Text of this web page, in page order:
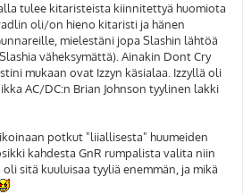
tulee kitaristeista kiinnitettyä huomiota
oli/on hieno kitaristi ja hänen
mielestäni jopa Slashin lähtöä
väheksymättä). Ainakin Dont Cry
mukaan ovat Izzyn käsialaa. Izzyllä oli
AC/DC:n Brian Johnson tyylinen lakki
potkut "liiallisesta" huumeiden
kahdesta GnR rumpalista valita niin
sitä kuuluisaa tyyliä enemmän, ja mikä